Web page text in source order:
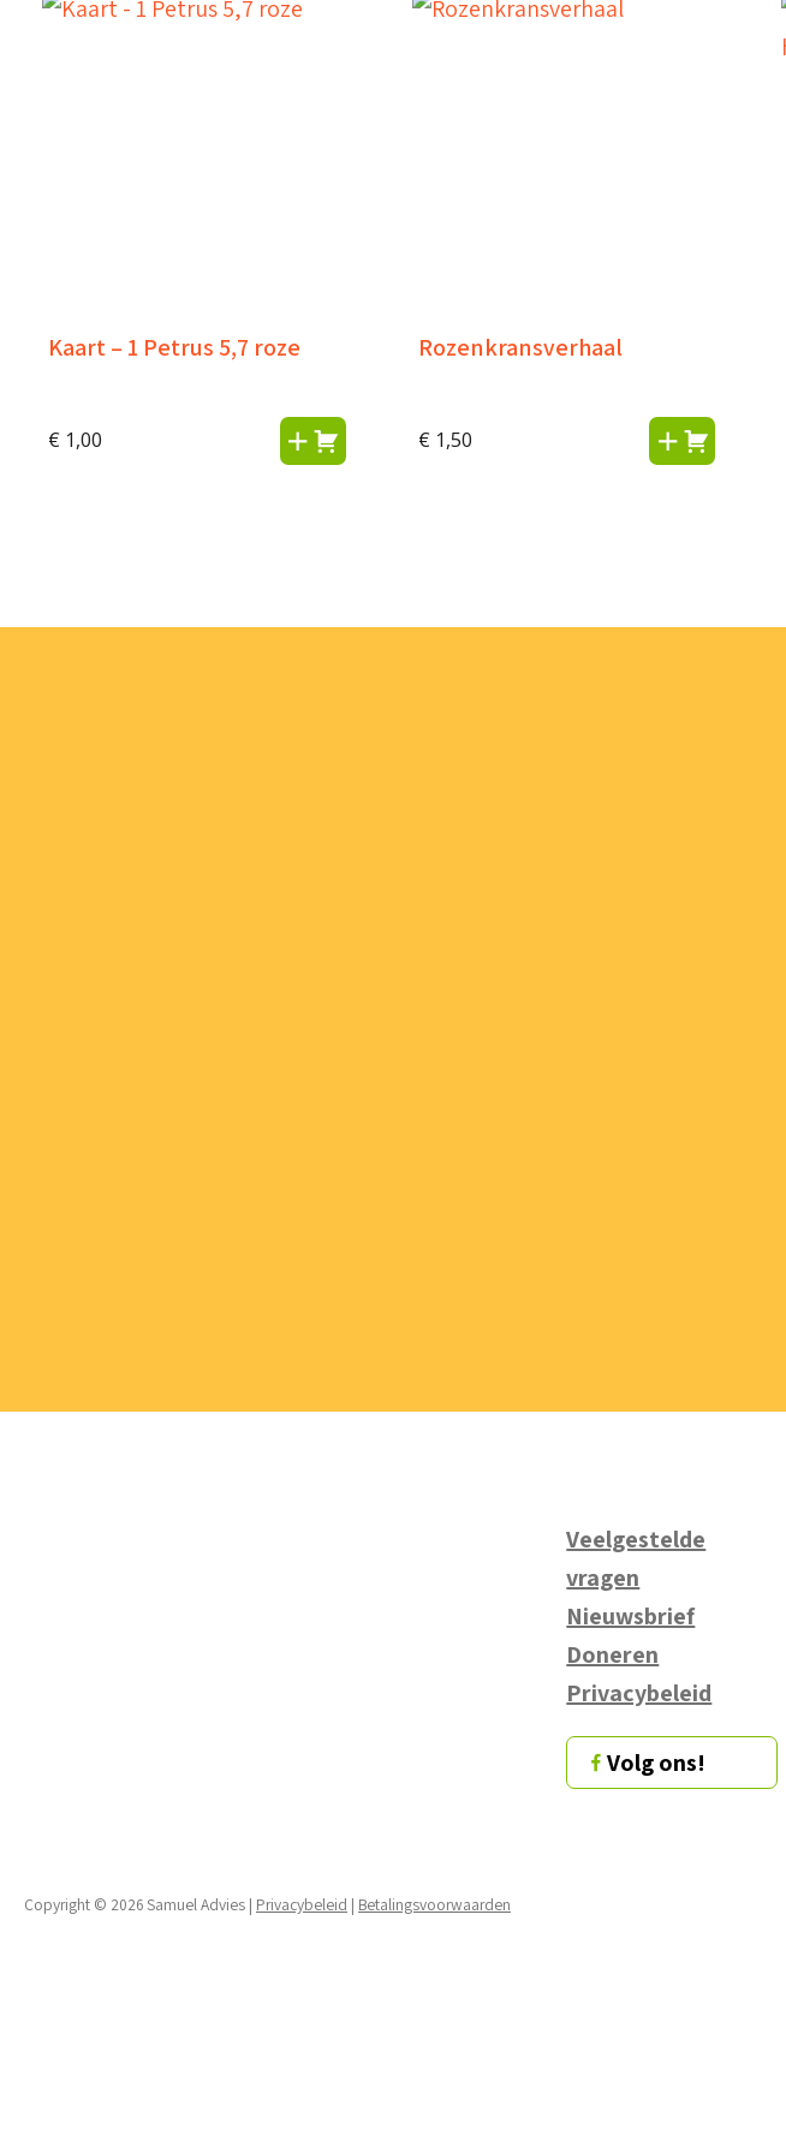
Kaart – 1 Petrus 5,7 roze
€ 1,00
Rozenkransverhaal
€ 1,50
Veelgestelde
vragen
Nieuwsbrief
Doneren
Privacybeleid
Volg ons!
Copyright © 2026 Samuel Advies | Privacybeleid | Betalingsvoorwaarden